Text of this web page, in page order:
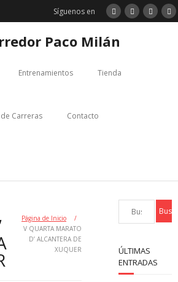
Síguenos en
Paco Milán
Entrenamientos Tienda
Carreras Contacto
Página de Inicio
/
V QUARTA MARATO
D’ ALCANTERA DE
XUQUER
ÚLTIMAS
ENTRADAS